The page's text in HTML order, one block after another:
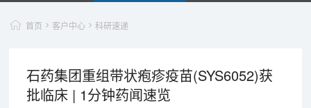
首页 客户中心 科研速递
石药集团重组带状疱疹疫苗(SYS6052)获
批临床 | 1分钟药闻速览